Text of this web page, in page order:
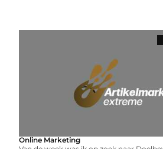
Online Marketing